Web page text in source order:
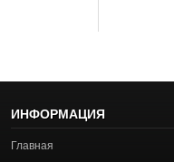
ИНФОРМАЦИЯ
Главная